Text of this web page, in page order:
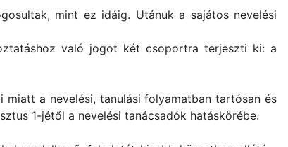
mint ez idáig. Utánuk a sajátos nevelési
való jogot két csoportra terjeszti ki: a
a nevelési, tanulási folyamatban tartósan és
1-jétől a nevelési tanácsadók hatáskörébe.